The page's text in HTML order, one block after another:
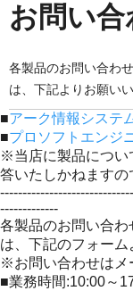
お問い合
各製品のお問い合わ
は、下記よりお願いい
■アーク情報システ
■プロソフトエンジ
※当店に製品につい
答いたしかねますの
-------------
各製品のお問い合
は、下記のフォーム
※お問い合わせはメ
■業務時間:10:00～